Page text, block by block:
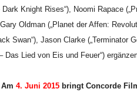
Dark Knight Rises“), Noomi Rapace
Oldman („Planet der Affen:
Swan“), Jason Clarke („Terminator
Das Lied von Eis und Feuer“)
Am 4. Juni 2015bringt Concorde